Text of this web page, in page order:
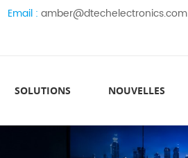
Email : amber@dtechelectronics.com
SOLUTIONS NOUVELLES